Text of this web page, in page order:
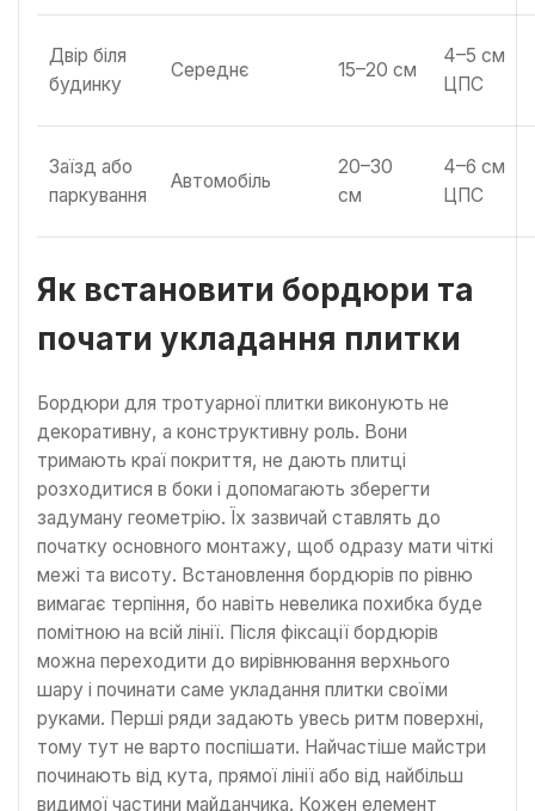
Двір біля
будинку
Середнє 15–20 см
4–5 см
ЦПС
Заїзд або
паркування
Автомобіль
20–30
см
4–6 см
ЦПС
Як встановити бордюри та
почати укладання плитки
Бордюри для тротуарної плитки виконують не
декоративну, а конструктивну роль. Вони
тримають краї покриття, не дають плитці
розходитися в боки і допомагають зберегти
задуману геометрію. Їх зазвичай ставлять до
початку основного монтажу, щоб одразу мати чіткі
межі та висоту. Встановлення бордюрів по рівню
вимагає терпіння, бо навіть невелика похибка буде
помітною на всій лінії. Після фіксації бордюрів
можна переходити до вирівнювання верхнього
шару і починати саме укладання плитки своїми
руками. Перші ряди задають увесь ритм поверхні,
тому тут не варто поспішати. Найчастіше майстри
починають від кута, прямої лінії або від найбільш
видимої частини майданчика. Кожен елемент